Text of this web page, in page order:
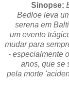
Sinopse:
Bedloe leva
serena em
um evento
mudar para
- especialmente
anos, que se
pela morte